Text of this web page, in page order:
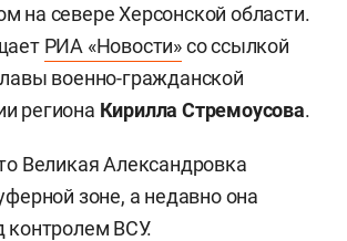
на севере Херсонской области.
РИА «Новости»со ссылкой
военно-гражданской
региона Кирилла Стремоусова.
Великая Александровка
зоне, а недавно она
контролем ВСУ.